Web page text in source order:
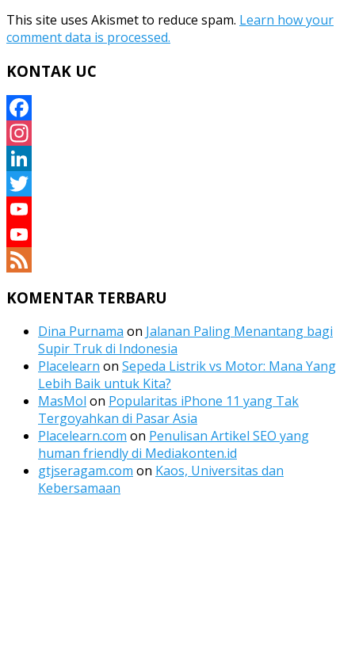
This site uses Akismet to reduce spam. Learn how your
comment data is processed.
KONTAK UC
Facebook
Instagram
LinkedIn
Twitter
YouTube
YouTube
KOMENTAR TERBARU
Dina Purnama on Jalanan Paling Menantang bagi
Supir Truk di Indonesia
Placelearn on Sepeda Listrik vs Motor: Mana Yang
Lebih Baik untuk Kita?
MasMol on Popularitas iPhone 11 yang Tak
Tergoyahkan di Pasar Asia
Placelearn.com on Penulisan Artikel SEO yang
human friendly di Mediakonten.id
gtjseragam.com on Kaos, Universitas dan
Kebersamaan